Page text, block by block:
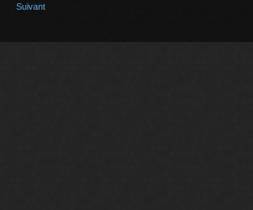
Suivant